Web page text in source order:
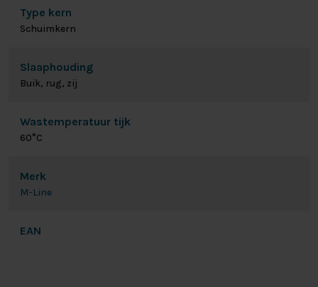
Type kern
Schuimkern
Slaaphouding
Buik, rug, zij
Wastemperatuur tijk
60°C
Merk
M-Line
EAN